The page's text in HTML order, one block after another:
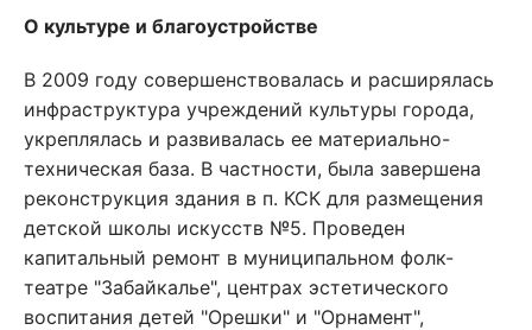
О культуре и благоустройстве
В 2009 году совершенствовалась и расширялась
инфраструктура учреждений культуры города,
укреплялась и развивалась ее материально-
техническая база. В частности, была завершена
реконструкция здания в п. КСК для размещения
детской школы искусств №5. Проведен
капитальный ремонт в муниципальном фолк-
театре "Забайкалье", центрах эстетического
воспитания детей "Орешки" и "Орнамент",